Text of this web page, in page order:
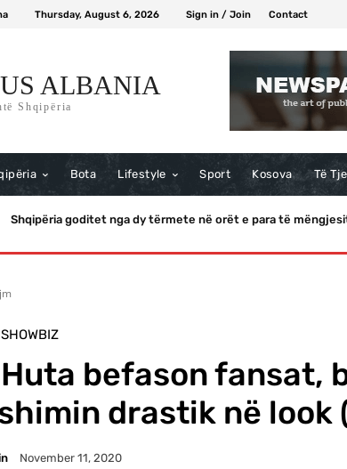
Thursday, August 6, 2026 Sign in / Join Contact
ALBANIA
Shqipëria
Bota Lifestyle Sport Kosova Të
Shqipëria goditet nga dy tërmete në orët e para të
Momenti viral në funeral/ Trump i ofroi karamele, JD
SHOWBIZ
befason fansat,
drastik në look
November 11, 2020